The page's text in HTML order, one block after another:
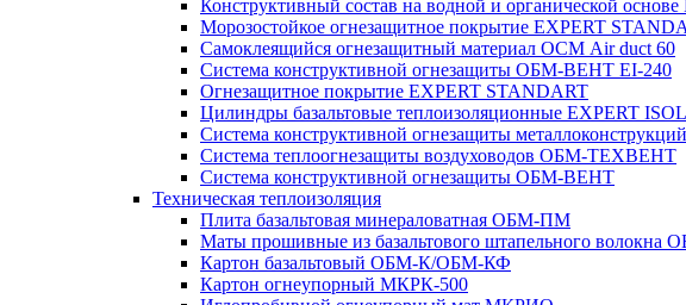
Конструктивный состав на водной и органической
Морозостойкое огнезащитное покрытие EXPERT
Самоклеящийся огнезащитный материал ОСМ Air duct 60
Система конструктивной огнезащиты ОБМ-ВЕНТ EI-240
Огнезащитное покрытие EXPERT STANDART
Цилиндры базальтовые теплоизоляционные EXPERT ISOL
Система конструктивной огнезащиты
Система теплоогнезащиты воздуховодов ОБМ-ТЕХВЕНТ
Система конструктивной огнезащиты ОБМ-ВЕНТ
Техническая теплоизоляция
Плита базальтовая минераловатная ОБМ-ПМ
Маты прошивные из базальтового штапельного волокна
Картон базальтовый ОБМ-К/ОБМ-КФ
Картон огнеупорный МКРК-500